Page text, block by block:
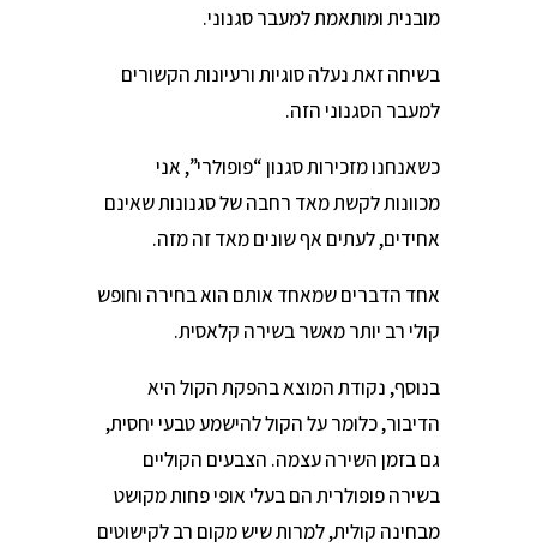
מובנית ומותאמת למעבר סגנוני.
בשיחה זאת נעלה סוגיות ורעיונות הקשורים
למעבר הסגנוני הזה.
כשאנחנו מזכירות סגנון “פופולרי”, אני
מכוונות לקשת מאד רחבה של סגנונות שאינם
אחידים, לעתים אף שונים מאד זה מזה.
אחד הדברים שמאחד אותם הוא בחירה וחופש
קולי רב יותר מאשר בשירה קלאסית.
בנוסף, נקודת המוצא בהפקת הקול היא
הדיבור, כלומר על הקול להישמע טבעי יחסית,
גם בזמן השירה עצמה. הצבעים הקוליים
בשירה פופולרית הם בעלי אופי פחות מקושט
מבחינה קולית, למרות שיש מקום רב לקישוטים